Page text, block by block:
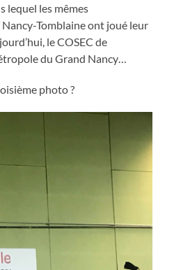
lequel les mêmes
Nancy-Tomblaine ont joué leur
le COSEC de
du Grand Nancy…
photo ?